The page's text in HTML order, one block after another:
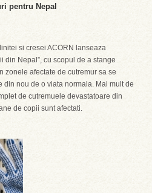
pentru Nepal
si cresei ACORN lanseaza
din Nepal”, cu scopul de a stange
zonele afectate de cutremur sa se
din nou de o viata normala. Mai mult de
de cutremuele devastatoare din
de copii sunt afectati.